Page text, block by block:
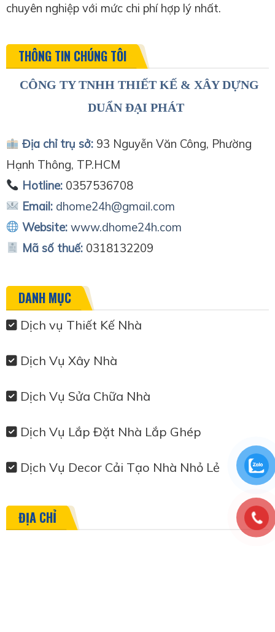
chuyên nghiệp với mức chi phí hợp lý nhất.
THÔNG TIN CHÚNG TÔI
CÔNG TY TNHH THIẾT KẾ & XÂY DỰNG
DUẨN ĐẠI PHÁT
Địa chỉ trụ sở:93 Nguyễn Văn Công, Phường
Hạnh Thông, TP.HCM
Hotline:0357536708
Email: dhome24h@gmail.com
Website: www.dhome24h.com
Mã số thuế: 0318132209
DANH MỤC
Dịch vụ Thiết Kế Nhà
Dịch Vụ Xây Nhà
Dịch Vụ Sửa Chữa Nhà
Dịch Vụ Lắp Đặt Nhà Lắp Ghép
Dịch Vụ Decor Cải Tạo Nhà Nhỏ Lẻ
ĐỊA CHỈ